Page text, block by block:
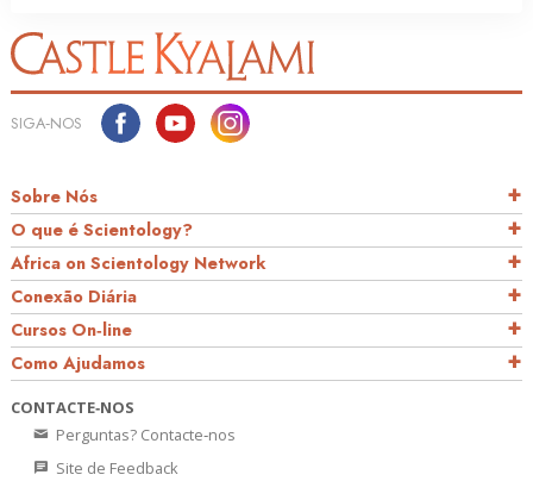
SIGA‑NOS
Sobre Nós
O que é Scientology?
Africa on Scientology Network
Conexão Diária
Cursos On‑line
Como Ajudamos
CONTACTE‑NOS
Perguntas? Contacte‑nos
Site de Feedback